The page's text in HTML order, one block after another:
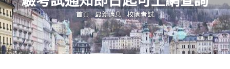
Open submenu (學生專區)
學生專區
Open submenu (語文研習與活動)
語文研習與活動
您在這裡
首頁-最新消息-校園考試